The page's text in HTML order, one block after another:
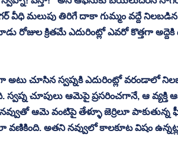
వీధి మలుపు తిరిగే దాకా గుమ్మం వద్దే
రోజుల క్రితమే ఎదురింట్లో ఎవరో కొత్తగా
చూసిన స్వప్నకి ఎదురింట్లో వరండాలో
స్వప్న చూపులు ఆమెపై ప్రసరించగానే, ఆ
ఆమె వంటిపై తేళ్ళూ జెర్రిలూ పాకుతున్న
వణికింది. అతని నవ్వులో కాలకూట విషం